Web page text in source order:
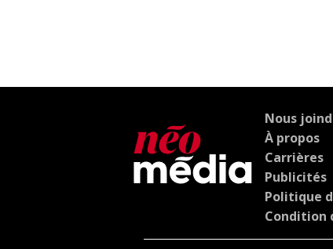
Nous
À propos
Carrières
Publicités
Politique
Condition